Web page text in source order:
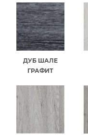
ДУБ ШАЛЕ
ГРАФИТ